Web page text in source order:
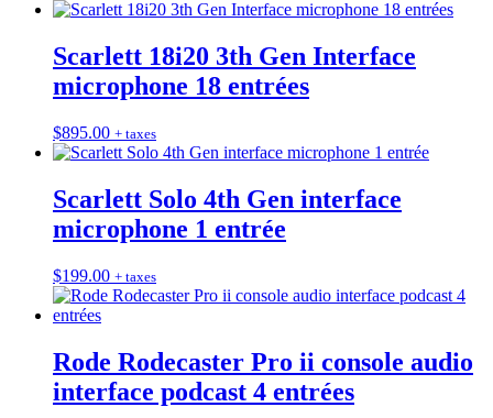
Scarlett 18i20 3th Gen Interface
microphone 18 entrées
$895.00 + taxes
Scarlett Solo 4th Gen interface
microphone 1 entrée
$199.00 + taxes
Rode Rodecaster Pro ii console audio
interface podcast 4 entrées